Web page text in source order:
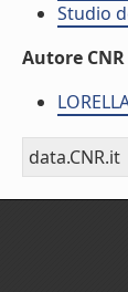
Studio
Autore
data.CNR.it